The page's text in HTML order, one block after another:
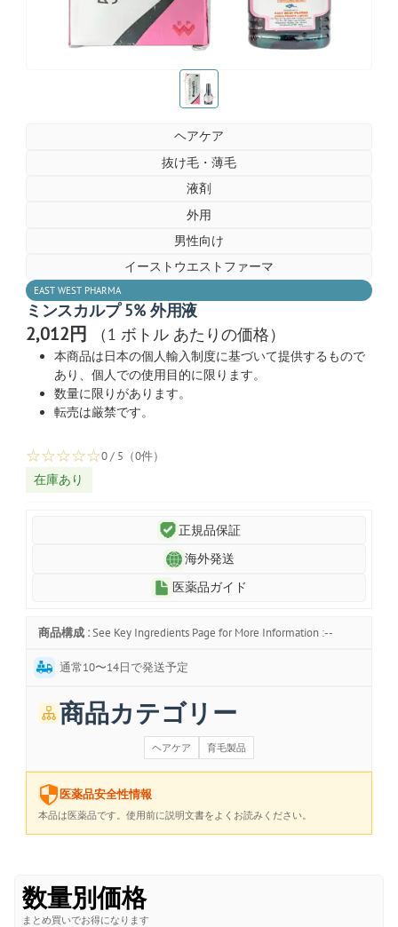
お薬ショップ
ヘアケア
抜け毛・薄毛
液剤
外用
男性向け
イーストウエストファーマ
EAST WEST PHARMA
ミンスカルプ 5% 外用液
2,012円 （1 ボトル あたりの価格）
本商品は日本の個人輸入制度に基づいて提供するもので
あり、個人での使用目的に限ります。
数量に限りがあります。
転売は厳禁です。
☆☆☆☆☆0 / 5（0件）
在庫あり
正規品保証
海外発送
医薬品ガイド
商品構成 : See Key Ingredients Page for More Information :--
通常10〜14日で発送予定
商品カテゴリー
ヘアケア 育毛製品
医薬品安全性情報
本品は医薬品です。使用前に説明文書をよくお読みください。
数量別価格
まとめ買いでお得になります